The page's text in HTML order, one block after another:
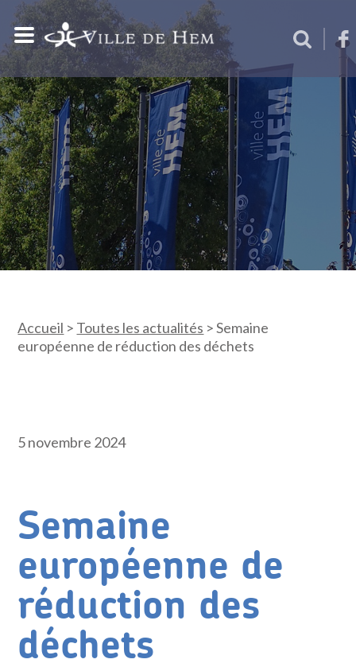
Accueil > Toutes les actualités >Semaine
européenne de réduction des déchets
5 novembre 2024
Semaine
européenne de
réduction des
déchets